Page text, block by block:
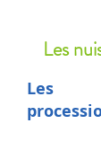
Les
Les